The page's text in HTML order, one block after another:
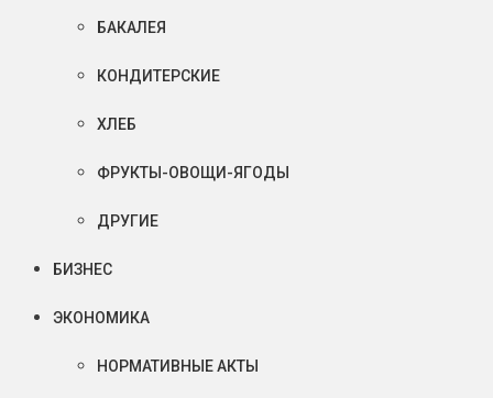
БАКАЛЕЯ
КОНДИТЕРСКИЕ
ХЛЕБ
ФРУКТЫ-ОВОЩИ-ЯГОДЫ
ДРУГИЕ
БИЗНЕС
ЭКОНОМИКА
НОРМАТИВНЫЕ АКТЫ